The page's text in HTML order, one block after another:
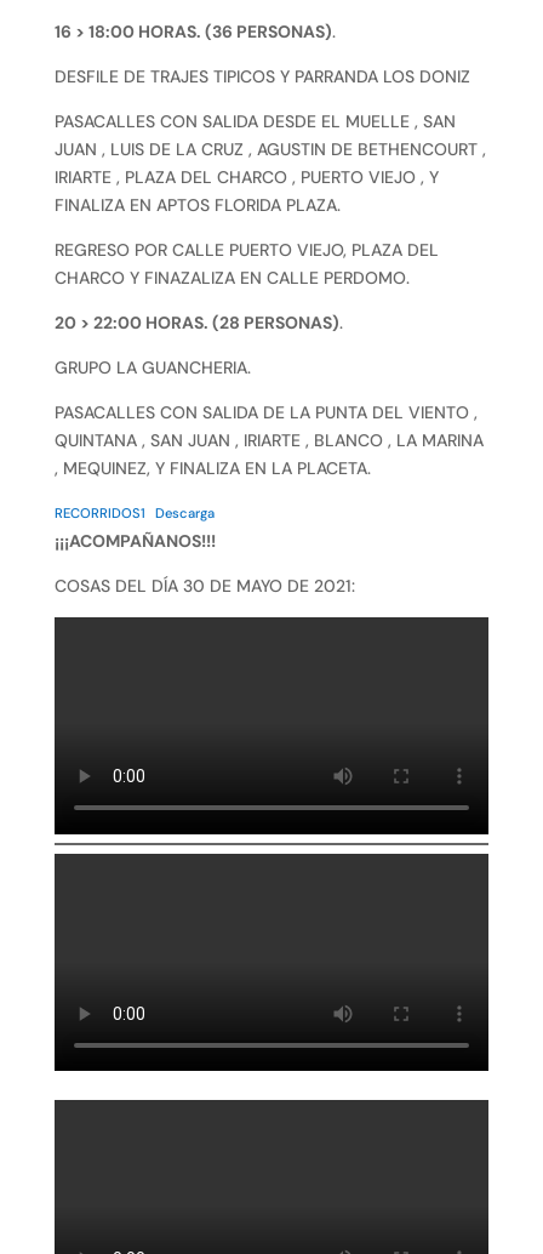
16 > 18:00 HORAS. (36 PERSONAS).
DESFILE DE TRAJES TIPICOS Y PARRANDA LOS DONIZ
PASACALLES CON SALIDA DESDE EL MUELLE , SAN
JUAN , LUIS DE LA CRUZ , AGUSTIN DE BETHENCOURT ,
IRIARTE , PLAZA DEL CHARCO , PUERTO VIEJO , Y
FINALIZA EN APTOS FLORIDA PLAZA.
REGRESO POR CALLE PUERTO VIEJO, PLAZA DEL
CHARCO Y FINAZALIZA EN CALLE PERDOMO.
20 > 22:00 HORAS. (28 PERSONAS).
GRUPO LA GUANCHERIA.
PASACALLES CON SALIDA DE LA PUNTA DEL VIENTO ,
QUINTANA , SAN JUAN , IRIARTE , BLANCO , LA MARINA
, MEQUINEZ, Y FINALIZA EN LA PLACETA.
RECORRIDOS1 Descarga
¡¡¡ACOMPAÑANOS!!!
COSAS DEL DÍA 30 DE MAYO DE 2021: